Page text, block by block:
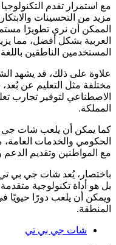
مع استمرار تقدم
مزيد من التحسينات
الممكن أن نرى تطويرًا
العربية بشكل أفضل، مما
المستخدمين الناطقين باللغة
علاوة على ذلك، قد يشهد
مختلفة مثل التعليم عن
الاصطناعي لتوفير تجارب
المملكة.
كما يمكن أن يلعب شات جي
الحكومي والخدمات
مع المواطنين وتقديم
باختصار، يُعد شات جي بي
بل هو أداة تكنولوجية
ويمكن أن يلعب دورًا حيويًا
المنطقة.
شات جي بي تي